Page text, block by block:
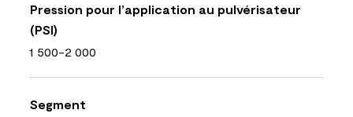
Pression pour l’application au pulvérisateur
(PSI)
1 500-2 000
Segment